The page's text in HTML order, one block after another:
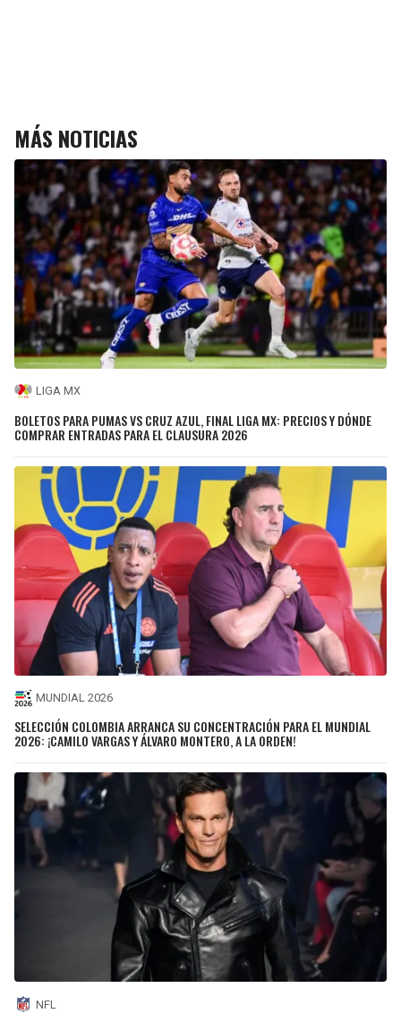
MÁS NOTICIAS
LIGA MX
BOLETOS PARA PUMAS VS CRUZ AZUL, FINAL LIGA MX: PRECIOS Y DÓNDE
COMPRAR ENTRADAS PARA EL CLAUSURA 2026
MUNDIAL 2026
SELECCIÓN COLOMBIA ARRANCA SU CONCENTRACIÓN PARA EL MUNDIAL
2026: ¡CAMILO VARGAS Y ÁLVARO MONTERO, A LA ORDEN!
NFL